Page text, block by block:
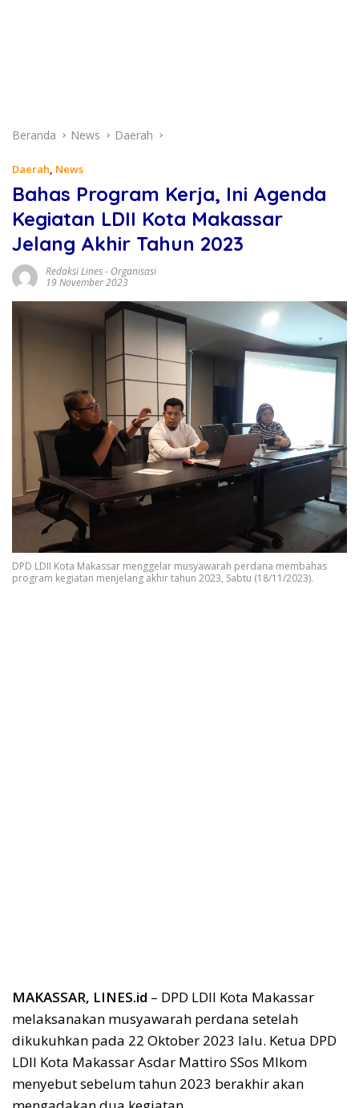
Beranda News Daerah
Daerah, News
Bahas Program Kerja, Ini Agenda
Kegiatan LDII Kota Makassar
Jelang Akhir Tahun 2023
Redaksi Lines- Organisasi
19 November 2023
DPD LDII Kota Makassar menggelar musyawarah perdana membahas
program kegiatan menjelang akhir tahun 2023, Sabtu (18/11/2023).
MAKASSAR, LINES.id – DPD LDII Kota Makassar
melaksanakan musyawarah perdana setelah
dikukuhkan pada 22 Oktober 2023 lalu. Ketua DPD
LDII Kota Makassar Asdar Mattiro SSos MIkom
menyebut sebelum tahun 2023 berakhir akan